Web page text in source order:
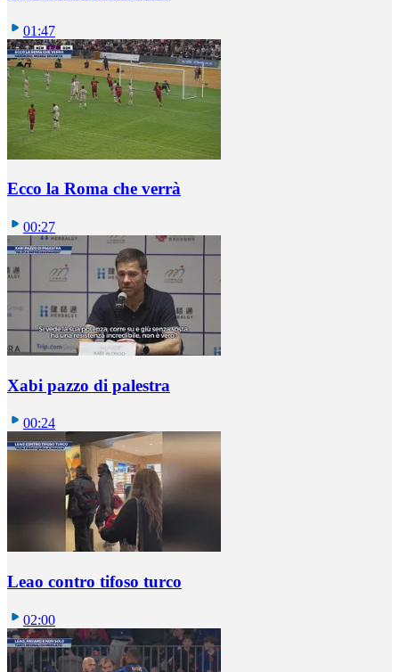
01:47
Ecco la Roma che verrà
00:27
Xabi pazzo di palestra
00:24
Leao contro tifoso turco
02:00